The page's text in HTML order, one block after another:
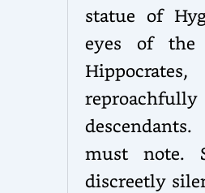
statue of
eyes of the
must note.
discreetly